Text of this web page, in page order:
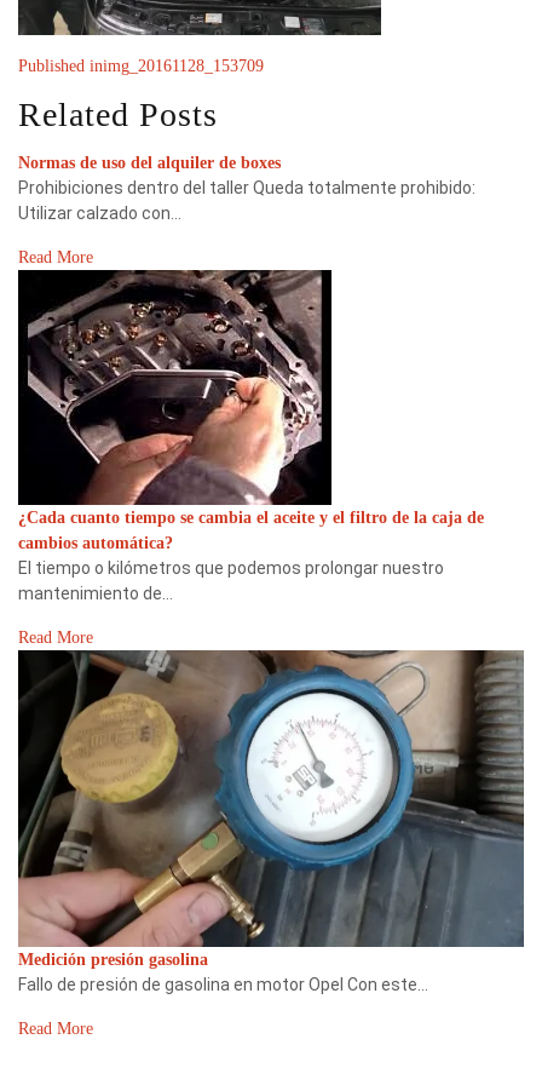
Published inimg_20161128_153709
Related Posts
Normas de uso del alquiler de boxes
Prohibiciones dentro del taller Queda totalmente prohibido:
Utilizar calzado con…
Read More
¿Cada cuanto tiempo se cambia el aceite y el filtro de la caja de
cambios automática?
El tiempo o kilómetros que podemos prolongar nuestro
mantenimiento de…
Read More
Medición presión gasolina
Fallo de presión de gasolina en motor Opel Con este…
Read More